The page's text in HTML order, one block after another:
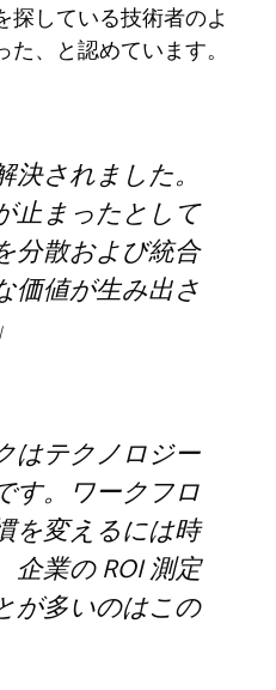
している技術者のよ
、と認めています。
決されました。
止まったとして
分散および統合
価値が生み出さ
はテクノロジー
す。ワークフロ
を変えるには時
企業の ROI 測定
が多いのはこの